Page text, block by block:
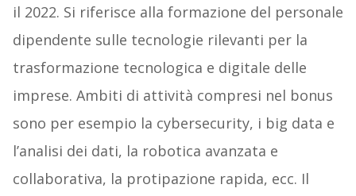
il 2022. Si riferisce alla formazione del personale
dipendente sulle tecnologie rilevanti per la
trasformazione tecnologica e digitale delle
imprese. Ambiti di attività compresi nel bonus
sono per esempio la cybersecurity, i big data e
l’analisi dei dati, la robotica avanzata e
collaborativa, la protipazione rapida, ecc. Il